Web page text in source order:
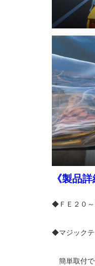
《製品詳
◆ＦＥ２０～
◆マジックテ
簡単取付で